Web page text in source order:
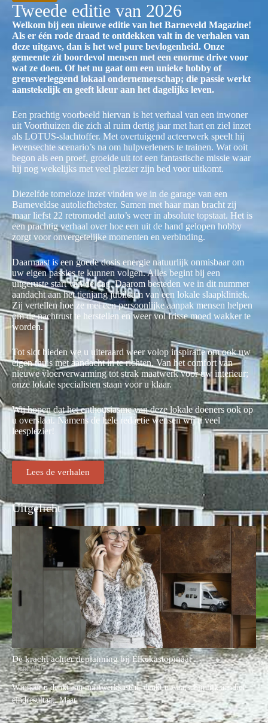
Tweede editie van 2026
Welkom bij een nieuwe editie van het Barneveld Magazine!
Als er één rode draad te ontdekken valt in de verhalen van
deze uitgave, dan is het wel pure bevlogenheid. Onze
gemeente zit boordevol mensen met een enorme drive voor
wat ze doen. Of het nu gaat om een unieke hobby of
grensverleggend lokaal ondernemerschap; die passie werkt
aanstekelijk en geeft kleur aan het dagelijks leven.
Een prachtig voorbeeld hiervan is het verhaal van een inwoner
uit Voorthuizen die zich al ruim dertig jaar met hart en ziel inzet
als LOTUS-slachtoffer. Met overtuigend acteerwerk speelt hij
levensechte scenario’s na om hulpverleners te trainen. Wat ooit
begon als een proef, groeide uit tot een fantastische missie waar
hij nog wekelijks met veel plezier zijn bed voor uitkomt.
Diezelfde tomeloze inzet vinden we in de garage van een
Barneveldse autoliefhebster. Samen met haar man bracht zij
maar liefst 22 retromodel auto’s weer in absolute topstaat. Het is
een prachtig verhaal over hoe een uit de hand gelopen hobby
zorgt voor onvergetelijke momenten en verbinding.
Daarnaast is een goede dosis energie natuurlijk onmisbaar om
uw eigen passies te kunnen volgen. Alles begint bij een
uitgeruste start van de dag. Daarom besteden we in dit nummer
aandacht aan het tienjarig jubileum van een lokale slaapkliniek.
Zij vertellen hoe ze met een persoonlijke aanpak mensen helpen
om de nachtrust te herstellen en weer vol frisse moed wakker te
worden.
Tot slot bieden we u uiteraard weer volop inspiratie om ook uw
eigen thuis met aandacht in te richten. Van het comfort van
nieuwe vloerverwarming tot strak maatwerk voor uw interieur;
onze lokale specialisten staan voor u klaar.
Wij hopen dat het enthousiasme van deze lokale doeners ook op
u overslaat. Namens de hele redactie wensen wij u veel
leesplezier!
Lees de verhalen
Uitgelicht
De kracht achter deplanning bij Elkekastopmaat
5 juni 2026
Wanneer u denkt aan maatwerkkasten, denkt u waarschijnlijk aan het
eindresultaat. Maar